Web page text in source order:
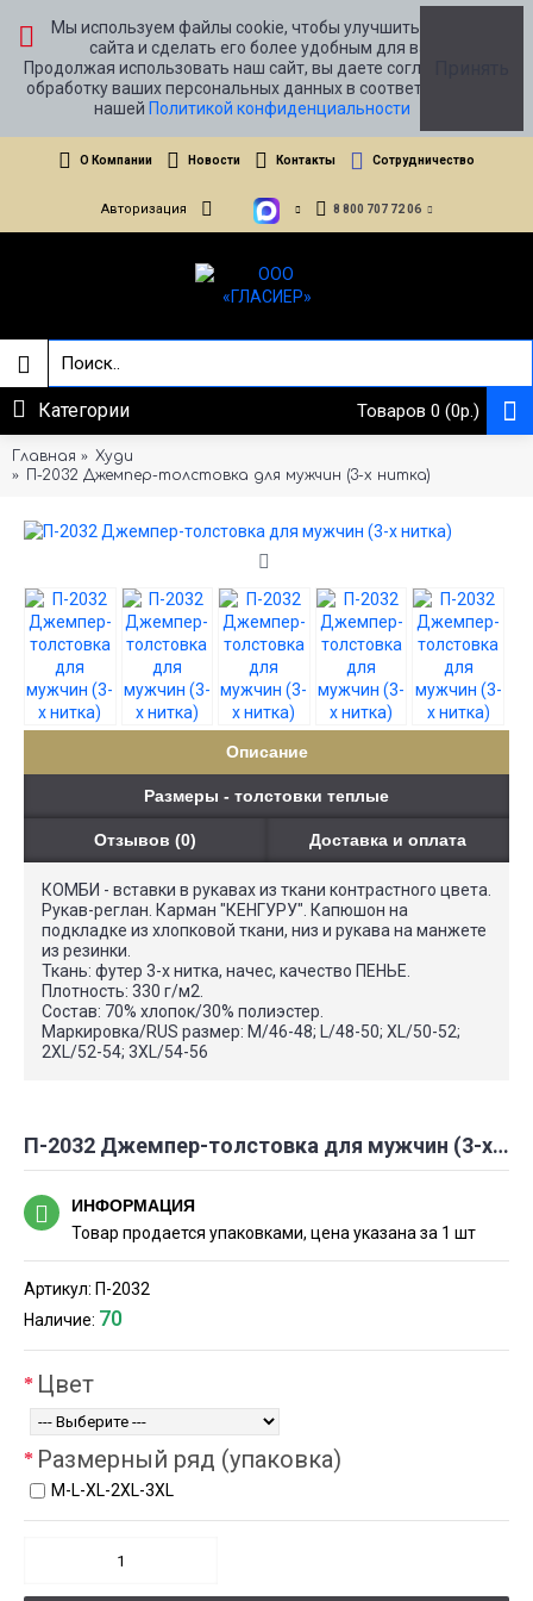
Мы используем файлы cookie, чтобы улучшить работу
сайта и сделать его более удобным для вас.
Продолжая использовать наш сайт, вы даете согласие на
обработку ваших персональных данных в соответствии с
нашей Политикой конфиденциальности
О Компании Новости Контакты Сотрудничество
Авторизация 8 800 707 72 06
Товаров 0 (0р.)
Категории
Главная
Худи
П-2032 Джемпер-толстовка для мужчин (3-х нитка)
Описание
Размеры - толстовки теплые
Отзывов (0) Доставка и оплата
КОМБИ - вставки в рукавах из ткани контрастного цвета.
Рукав-реглан. Карман "КЕНГУРУ". Капюшон на
подкладке из хлопковой ткани, низ и рукава на манжете
из резинки.
Ткань: футер 3-х нитка, начес, качество ПЕНЬЕ.
Плотность: 330 г/м2.
Состав: 70% хлопок/30% полиэстер.
Маркировка/RUS размер: М/46-48; L/48-50; XL/50-52;
2XL/52-54; 3XL/54-56
П-2032 Джемпер-толстовка для мужчин (3-х нитка)
ИНФОРМАЦИЯ
Товар продается упаковками, цена указана за 1 шт
Артикул: П-2032
Наличие: 70
Цвет
Размерный ряд (упаковка)
М-L-XL-2XL-3XL